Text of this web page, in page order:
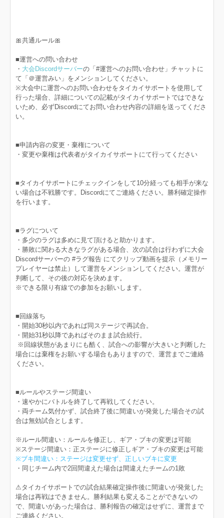
🎀共通ルール🎀
■運営への問い合わせ
・ 大会Discordサーバーの「#運営へのお問い合わせ」チャットに
て「＠運営みい」をメンションしてください。
※大会中に運営へのお問い合わせをタイカイサポートを使用して
行った場合、詳細についての記載がタイカイサポートではできな
いため、必ずDiscordにてお問い合わせ内容の詳細を送ってくださ
い。
■申請内容の変更・棄権について
・変更や棄権は代表者がタイカイサポートにて行ってください
■タイカイサポートにチェックインをして10分経っても相手が来な
い場合は不戦勝です。Discordにてご連絡ください。勝利確定操作
を行います。
■ラグについて
・多少のラグは多めに見て頂けると助かります。
・勝敗に関わる大きなラグがある場合、次の試合は行わずに大会
Discordサーバーの #ラグ報告 にてクリップ動画を提示（メモリー
プレイヤーは禁止）して運営をメンションしてください。運営が
判断して、その後の対応を決めます。
※できる限り有線での参加をお願いします。
■回線落ち
・開始30秒以内であれば同ステージで再試合。
・開始31秒以降であればそのまま試合続行。
※回線状態があまりにも酷く、試合への影響が大きいと判断した
場合には棄権をお願いする場合もありますので、運営までご連絡
ください。
■ルールやステージ間違い
・速やかにバトルを終了して再戦してください。
・両チーム気付かず、試合終了後に間違いが発覚した場合その試
合は無効試合とします。
※ルール間違い：ルールを修正し、ギア・ブキの変更は可能
※ステージ間違い：正ステージに修正しギア・ブキの変更は可能
※ブキ間違い：ステージは変更せず、正しいブキに変更
・同じチーム内で2回間違えた場合は間違えたチームの1敗
⚠︎タイカイサポートでの試合結果確定操作後に間違いが発覚した
場合は再戦はできません。勝利結果も変えることができないの
で、間違いがあった場合は、勝利報告の確定はせずに、運営まで
ご連絡ください。